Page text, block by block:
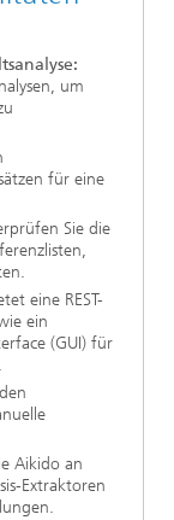
um
für eine
Sie die
eine REST-
ein
(GUI) für
Aikido an
Extraktoren